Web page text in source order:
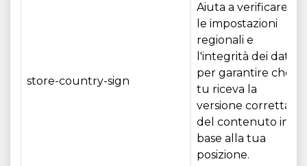
store-country-sign
Aiuta a verificare
le impostazioni
regionali e
l'integrità dei dati
per garantire che
tu riceva la
versione corretta
del contenuto in
base alla tua
posizione.